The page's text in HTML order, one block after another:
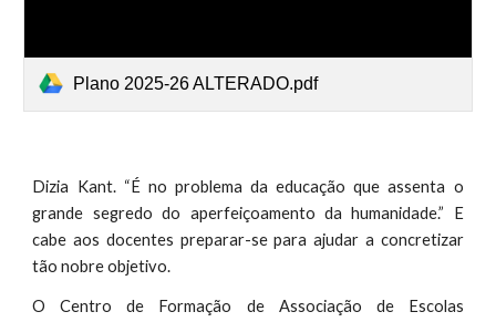
Plano 2025-26 ALTERADO.pdf
Dizia Kant. “É no problema da educação que assenta o
grande segredo do aperfeiçoamento da humanidade.” E
cabe aos docentes preparar-se para ajudar a concretizar
tão nobre objetivo.
O Centro de Formação de Associação de Escolas